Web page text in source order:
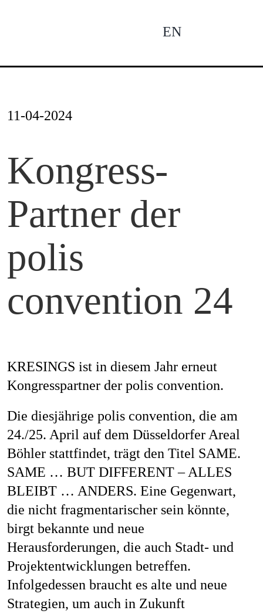
EN
11-04-2024
Kongress-
Partner der
polis
convention 24
KRESINGS ist in diesem Jahr erneut
Kongresspartner der polis convention.
Die diesjährige polis convention, die am
24./25. April auf dem Düsseldorfer Areal
Böhler stattfindet, trägt den Titel SAME.
SAME … BUT DIFFERENT – ALLES
BLEIBT … ANDERS. Eine Gegenwart,
die nicht fragmentarischer sein könnte,
birgt bekannte und neue
Herausforderungen, die auch Stadt- und
Projektentwicklungen betreffen.
Infolgedessen braucht es alte und neue
Strategien, um auch in Zukunft